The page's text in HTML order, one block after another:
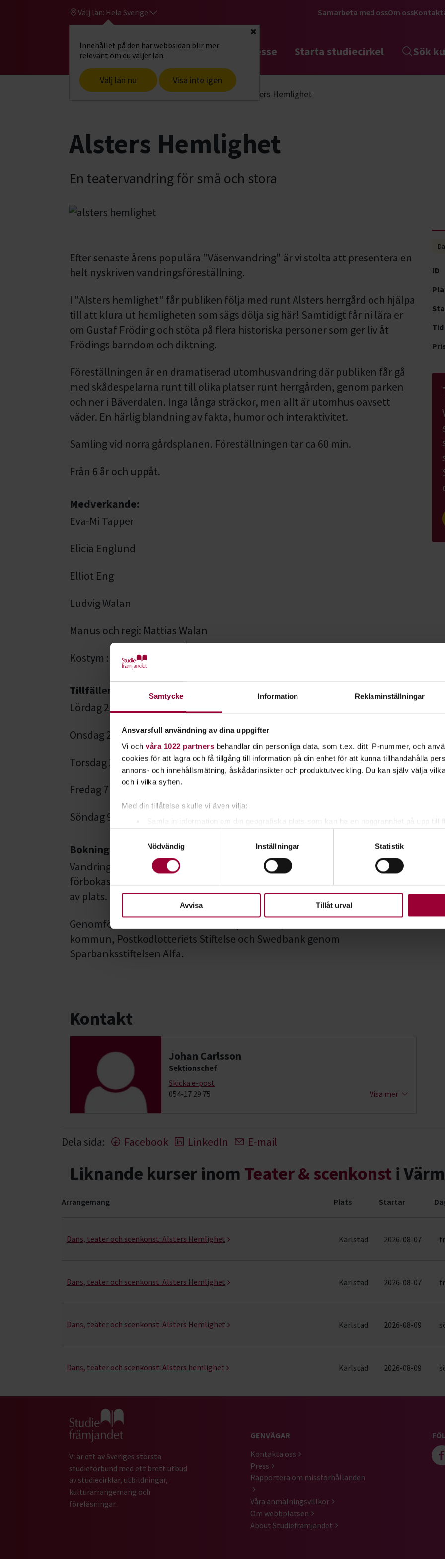
Samtycke Information Reklaminställningar
Ansvarsfull användning av dina uppgifter
Vi och våra 1022 partners behandlar din personliga data, som t.ex. ditt IP-nummer, och
cookies för att lagra och få tillgång till information på din enhet för att kunna tillhandahålla
annons- och innehållsmätning, åskådarinsikter och produktutveckling. Du kan själv välja
och i vilka syften.
Med din tillåtelse skulle vi även vilja:
Samla in information om din geografiska plats som kan ha en noggrannhet på upp till
Ta reda på mer om hur dina personliga uppgifter behandlas och ställ in dina preferenser i
eller dra tillbaka ditt samtycke när som helst från cookie-förklaringen.
För att du ska få en så bra upplevelse som möjligt använder vi kakor (cookies) på vår
Nödvändig
Inställningar Statistik
Avvisa Tillåt urval
Välj län: Hela Sverige
Innehållet på den här webbsidan blir mer
relevant om du väljer län.
Välj län nu Visa inte igen
Stäng
Samarbeta med ossOm oss
Gå till studiefrämjandets startsidaHitta intresse Starta studiecirkel Sök
Start Hitta intresse Teater & scenkonst Alsters Hemlighet
Alsters Hemlighet
En teatervandring för små och stora
Efter senaste årens populära "Väsenvandring" är vi stolta att presentera en
helt nyskriven vandringsföreställning.
I "Alsters hemlighet" får publiken följa med runt Alsters herrgård och hjälpa
till att klura ut hemligheten som sägs dölja sig här! Samtidigt får ni lära er
om Gustaf Fröding och stöta på flera historiska personer som ger liv åt
Frödings barndom och diktning.
Föreställningen är en dramatiserad utomhusvandring där publiken får gå
med skådespelarna runt till olika platser runt herrgården, genom parken
och ner i Bäverdalen. Inga långa sträckor, men allt är utomhus oavsett
väder. En härlig blandning av fakta, humor och interaktivitet.
Samling vid norra gårdsplanen. Föreställningen tar ca 60 min.
Från 6 år och uppåt.
Medverkande:
Eva-Mi Tapper
Elicia Englund
Elliot Eng
Ludvig Walan
Manus och regi: Mattias Walan
Kostym : Maritha Söderholm
Tillfällen:
Lördag 27 juni 11.00 och 13.00.
Onsdag 22 juli 11.00 och 13.00.
Torsdag 23 juli 11.00 och 13.00.
Fredag 7 augusti 11.00 och 13.00.
Söndag 9 augusti 11.00 och 13.00.
Bokning:
Vandringen är gratis men behöver
förbokas viaalstersherrgard@karlstad.seeller 054-540 23 50. Drop-in i mån
av plats.
Genomförs i samarbete med Kunskapsteatern, med stöd ifrån Karlstads
kommun, Postkodlotteriets Stiftelse och Swedbank genom
Sparbanksstiftelsen Alfa.
Kontakt
Johan Carlsson
Sektionschef
Skicka e-post
054-17 29 75
Visa mer
ID
Tid
Pris
Dela sida: Facebook LinkedIn E-mail
Liknande kurser inom Teater & scenkonst i
Arrangemang Plats Startar
Dans, teater och scenkonst: Alsters Hemlighet Karlstad 2026-08-07
Dans, teater och scenkonst: Alsters Hemlighet Karlstad 2026-08-07
Dans, teater och scenkonst: Alsters Hemlighet Karlstad 2026-08-09
Dans, teater och scenkonst: Alsters hemlighet Karlstad 2026-08-09
Gå till studiefrämjandets startsida
Vi är ett av Sveriges största
studieförbund med ett brett utbud
av studiecirklar, utbildningar,
kulturarrangemang och
föreläsningar.
GENVÄGAR
Kontakta oss
Press
Rapportera om missförhållanden
Våra anmälningsvillkor
Om webbplatsen
About Studiefrämjandet